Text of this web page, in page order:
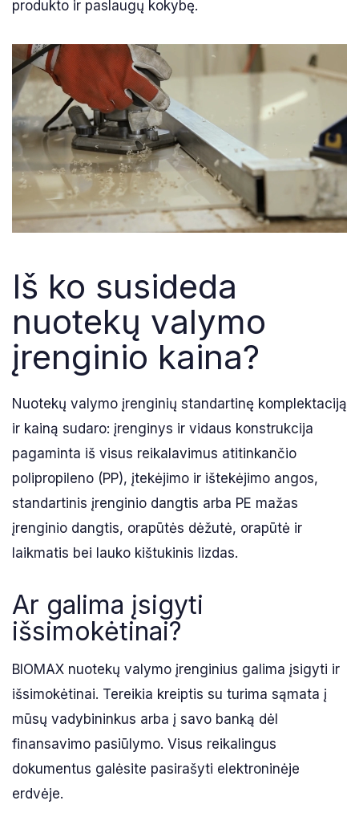
produkto ir paslaugų kokybę.
Iš ko susideda
nuotekų valymo
įrenginio kaina?
Nuotekų valymo įrenginių standartinę komplektaciją
ir kainą sudaro: įrenginys ir vidaus konstrukcija
pagaminta iš visus reikalavimus atitinkančio
polipropileno (PP), įtekėjimo ir ištekėjimo angos,
standartinis įrenginio dangtis arba PE mažas
įrenginio dangtis, orapūtės dėžutė, orapūtė ir
laikmatis bei lauko kištukinis lizdas.
Ar galima įsigyti
išsimokėtinai?
BIOMAX nuotekų valymo įrenginius galima įsigyti ir
išsimokėtinai. Tereikia kreiptis su turima sąmata į
mūsų vadybininkus arba į savo banką dėl
finansavimo pasiūlymo. Visus reikalingus
dokumentus galėsite pasirašyti elektroninėje
erdvėje.